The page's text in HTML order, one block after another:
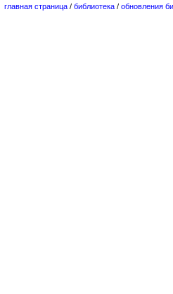
главная страница / библиотека / обновления